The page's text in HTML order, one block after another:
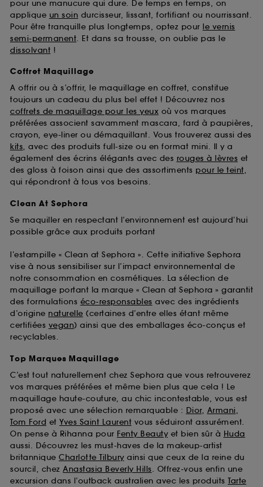
pour une manucure qui dure. De temps en temps, on
applique un soin durcisseur, lissant, fortifiant ou nourrissant.
Pour être tranquille plus longtemps, optez pour le vernis
semi-permanent. Et dans sa trousse, on oublie pas le
dissolvant !
Coffret Maquillage
A offrir ou à s’offrir, le maquillage en coffret, constitue
toujours un cadeau du plus bel effet ! Découvrez nos
coffrets de maquillage pour les yeux où vos marques
préférées associent savamment mascara, fard à paupières,
crayon, eye-liner ou démaquillant. Vous trouverez aussi des
kits, avec des produits full-size ou en format mini. Il y a
également des écrins élégants avec des rouges à lèvres et
des gloss à foison ainsi que des assortiments pour le teint,
qui répondront à tous vos besoins.
Clean At Sephora
Se maquiller en respectant l’environnement est aujourd’hui
possible grâce aux produits portant
l’estampille « Clean at Sephora ». Cette initiative Sephora
vise à nous sensibiliser sur l’impact environnemental de
notre consommation en cosmétiques. La sélection de
maquillage portant la marque « Clean at Sephora » garantit
des formulations éco-responsables avec des ingrédients
d’origine naturelle (certaines d’entre elles étant même
certifiées vegan) ainsi que des emballages éco-conçus et
recyclables.
Top Marques Maquillage
C’est tout naturellement chez Sephora que vous retrouverez
vos marques préférées et même bien plus que cela ! Le
maquillage haute-couture, au chic incontestable, vous est
proposé avec une sélection remarquable : Dior, Armani,
Tom Ford et Yves Saint Laurent vous séduiront assurément.
On pense à Rihanna pour Fenty Beauty et bien sûr à Huda
aussi. Découvrez les must-haves de la makeup-artist
britannique Charlotte Tilbury ainsi que ceux de la reine du
sourcil, chez Anastasia Beverly Hills. Offrez-vous enfin une
excursion dans l’outback australien avec les produits Tarte